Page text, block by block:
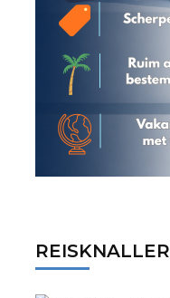
REISKNALLER